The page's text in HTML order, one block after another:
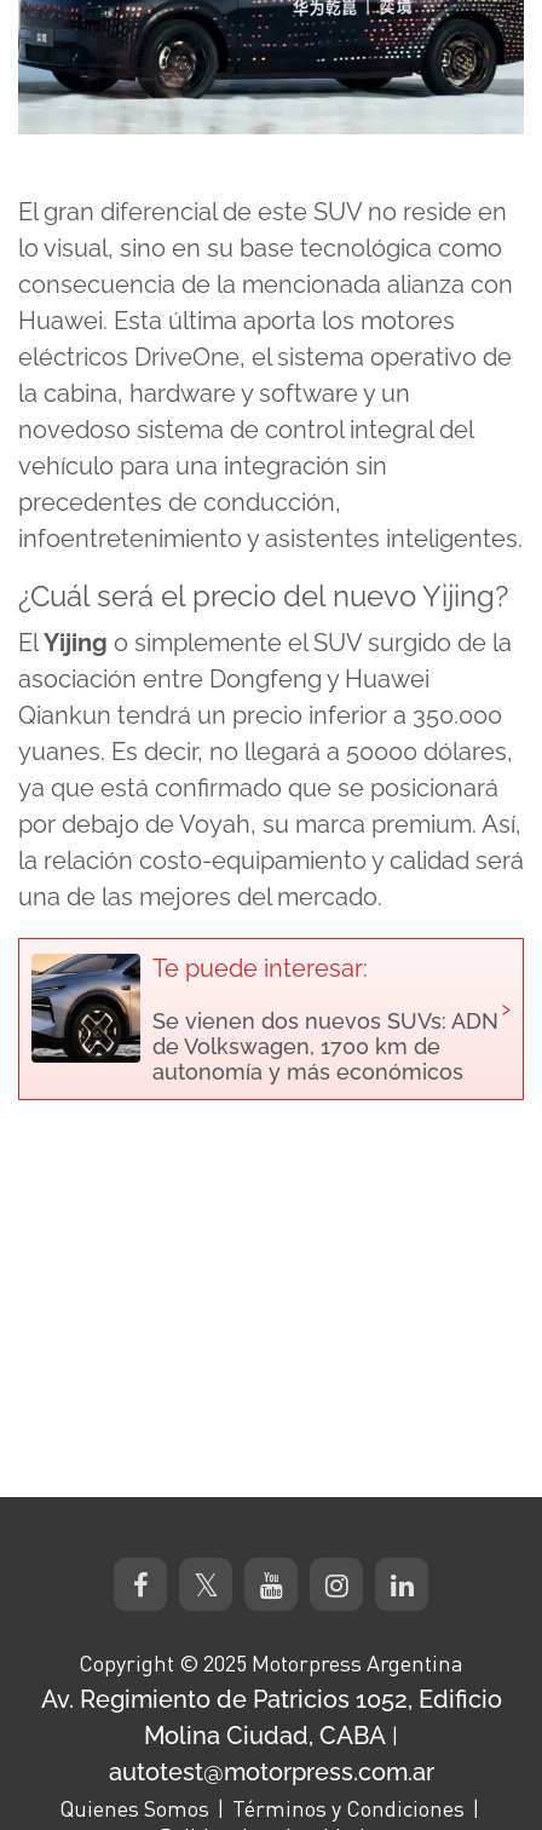
El gran diferencial de este SUV no reside en
lo visual, sino en su base tecnológica como
consecuencia de la mencionada alianza con
Huawei. Esta última aporta los motores
eléctricos DriveOne, el sistema operativo de
la cabina, hardware y software y un
novedoso sistema de control integral del
vehículo para una integración sin
precedentes de conducción,
infoentretenimiento y asistentes inteligentes.
¿Cuál será el precio del nuevo Yijing?
ElYijing o simplemente el SUV surgido de la
asociación entre Dongfeng y Huawei
Qiankun tendrá un precio inferior a 350.000
yuanes. Es decir, no llegará a 50000 dólares,
ya que está confirmado que se posicionará
por debajo de Voyah, su marca premium. Así,
la relación costo-equipamiento y calidad será
una de las mejores del mercado.
Te puede interesar:
Se vienen dos nuevos SUVs: ADN
de Volkswagen, 1700 km de
autonomía y más económicos
›
Copyright © 2025 Motorpress Argentina
Av. Regimiento de Patricios 1052, Edificio
Molina Ciudad, CABA |
autotest@motorpress.com.ar
Quienes Somos
Términos y Condiciones